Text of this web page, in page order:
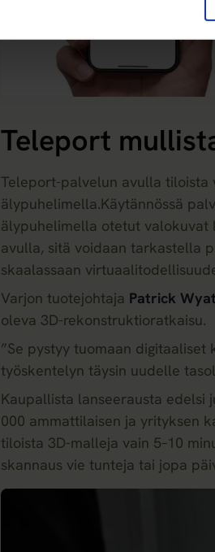
Teleport
Teleport-palvelun avulla tiloista
älypuhelimella.Käytännössä
älypuhelimella otetut valokuvat
avulla, sitä voidaan tarkastella
skaalassaan
Varjon tuotejohtaja Patrick
oleva 3D-rekonstruktioratkaisu.
”Se pystyy tuomaan
työskentelyn täysin uudelle
Kaupallista lanseerausta edelsi
000 ammattilaisen ja yrityksen
tiloista 3D-malleja vain 5–10
skannaus vie tunteja tai jopa